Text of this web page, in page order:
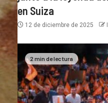
en Suiza
12 de diciembre de 2025
2 min de lectura